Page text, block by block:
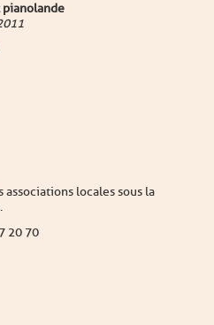
pianolande
locales sous la
20 70